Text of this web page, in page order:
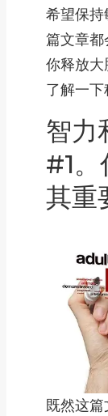
希望保
篇文章
你释放
了解一下
智力
#1。
其重
既然这